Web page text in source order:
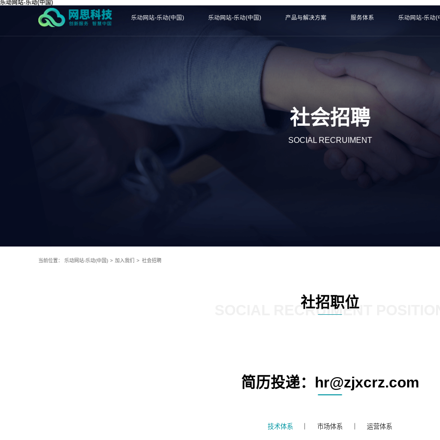
乐动网站-乐动(中国)
乐动网站-乐动(中国) 乐动网站-乐动(中国) 产品与解决方案 服务体系 乐动网站-乐动(
社会招聘
SOCIAL RECRUIMENT
当前位置： 乐动网站-乐动(中国) > 加入我们 > 社会招聘
社招职位
SOCIAL RECRUIMENT
简历投递：hr@zjxcrz.com
技术体系 市场体系 运营体系